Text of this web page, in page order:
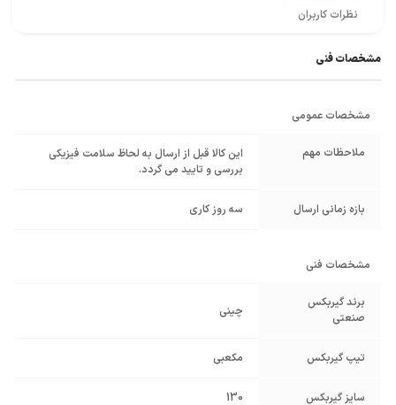
نظرات کاربران
مشخصات فنی
مشخصات عمومی
ملاحظات مهم
این کالا قبل از ارسال به لحاظ سلامت فیزیکی
بررسی و تایید می گردد.
بازه زمانی ارسال سه روز کاری
مشخصات فنی
برند گیربکس
صنعتی
چینی
تیپ گیربکس مکعبی
سایز گیربکس 130